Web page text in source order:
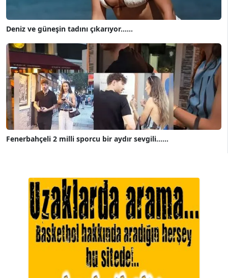
Deniz ve güneşin tadını çıkarıyor......
Fenerbahçeli 2 milli sporcu bir aydır sevgili......